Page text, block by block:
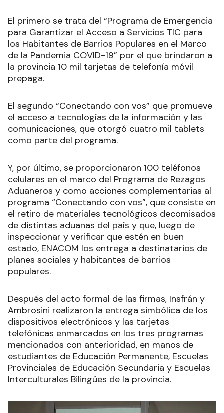
El primero se trata del “Programa de Emergencia
para Garantizar el Acceso a Servicios TIC para
los Habitantes de Barrios Populares en el Marco
de la Pandemia COVID-19” por el que brindaron a
la provincia 10 mil tarjetas de telefonía móvil
prepaga.
El segundo “Conectando con vos” que promueve
el acceso a tecnologías de la información y las
comunicaciones, que otorgó cuatro mil tablets
como parte del programa.
Y, por último, se proporcionaron 100 teléfonos
celulares en el marco del Programa de Rezagos
Aduaneros y como acciones complementarias al
programa “Conectando con vos”, que consiste en
el retiro de materiales tecnológicos decomisados
de distintas aduanas del país y que, luego de
inspeccionar y verificar que estén en buen
estado, ENACOM los entrega a destinatarios de
planes sociales y habitantes de barrios
populares.
Después del acto formal de las firmas, Insfrán y
Ambrosini realizaron la entrega simbólica de los
dispositivos electrónicos y las tarjetas
telefónicas enmarcados en los tres programas
mencionados con anterioridad, en manos de
estudiantes de Educación Permanente, Escuelas
Provinciales de Educación Secundaria y Escuelas
Interculturales Bilingües de la provincia.